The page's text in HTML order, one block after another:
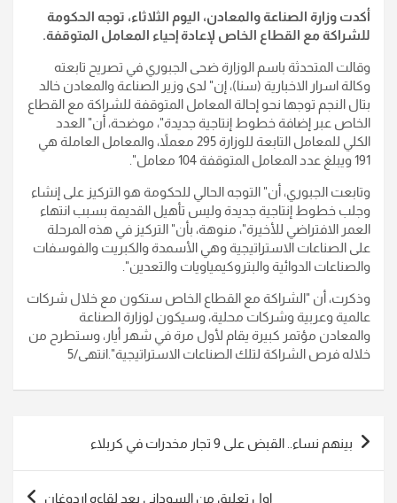
أكدت وزارة الصناعة والمعادن، اليوم الثلاثاء، توجه الحكومة
للشراكة مع القطاع الخاص لإعادة إحياء المعامل المتوقفة.
وقالت المتحدثة باسم الوزارة ضحى الجبوري في تصريح تابعته
وكالة اسرار الاخبارية (سنا)، إن" لدى وزير الصناعة والمعادن خالد
بتال النجم توجها نحو إحالة المعامل المتوقفة للشراكة مع القطاع
الخاص عبر إضافة خطوط إنتاجية جديدة"، موضحة، أن" العدد
الكلي للمعامل التابعة للوزارة 295 معملاً، والمعامل العاملة هي
191 ويبلغ عدد المعامل المتوقفة 104 معامل".
وتابعت الجبوري، أن" التوجه الحالي للحكومة هو التركيز على إنشاء
وجلب خطوط إنتاجية جديدة وليس تأهيل القديمة بسبب انتهاء
العمر الافتراضي للأخيرة"، منوهة، بأن" التركيز في هذه المرحلة
على الصناعات الاستراتيجية وهي الأسمدة والكبريت والفوسفات
والصناعات الدوائية والبتروكيمياويات والتعدين".
وذكرت، أن "الشراكة مع القطاع الخاص ستكون مع خلال شركات
عالمية وعربية وشركات محلية، وسيكون لوزارة الصناعة
والمعادن مؤتمر كبيرة يقام لأول مرة في شهر أيار، وستطرح من
خلاله فرص الشراكة لتلك الصناعات الاستراتيجية".انتهى/5
تصفّح
المقالات
بينهم نساء.. القبض على 9 تجار مخدرات في كربلاء
اول تعليق من السوداني بعد لقاءه اردوغان